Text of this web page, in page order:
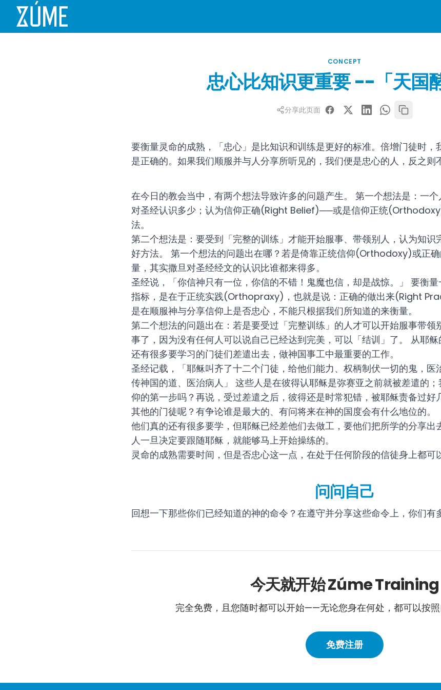
CONCEPT
忠心比知识更重要 --「天国
分享此页面
要衡量灵命的成熟，「忠心」是比知识和训练是更好的标准。倍增门徒时，
是正确的。如果我们顺服并与人分享所听见的，我们便是忠心的人，反之则
在今日的教会当中，有两个想法导致许多的问题产生。 第一个想法是：一
对圣经认识多少；认为信仰正确(Right Belief)──或是信仰正统
法。
第二个想法是：要受到「完整的训练」才能开始服事、带领别人，认为知识
好方法。 第一个想法的问题出在哪？若是倚靠正统信仰(Orthodoxy)或正
量，其实撒旦对圣经经文的认识比谁都来得多。
圣经说，「你信神只有一位，你信的不错！鬼魔也信，却是战惊。」 要衡
指标，是在于正统实践(Orthopraxy)，也就是说：正确的做出来(Right
是在顺服神与分享信仰上是否忠心，不能只根据我们所知道的来衡量。
第二个想法的问题出在：若是要受过「完整训练」的人才可以开始服事带领
事了，因为没有任何人可以说自己已经达到完美，可以「结训」了。 从耶
还有很多要学习的门徒们差遣出去，做神国事工中最重要的工作。
圣经记载，「耶稣叫齐了十二个门徒，给他们能力、权柄制伏一切的鬼，医
传神国的道、医治病人」 这些人是在彼得认耶稣是弥赛亚之前就被差遣的
仰的第一步吗？再说，受过差遣之后，彼得还是时常犯错，被耶稣责备过好
其他的门徒呢？有争论谁是最大的、有问将来在神的国度会有什么地位的。
他们真的还有很多要学，但耶稣已经差他们去做工，要他们把所学的分享出
人一旦决定要跟随耶稣，就能够马上开始操练的。
灵命的成熟需要时间，但是否忠心这一点，在处于任何阶段的信徒身上都可
问问自己
回想一下那些你们已经知道的神的命令？在遵守并分享这些命令上，你们有
今天就开始 Zúme Training
完全免费，且您随时都可以开始——无论您身在何处，都可以按照
免费注册